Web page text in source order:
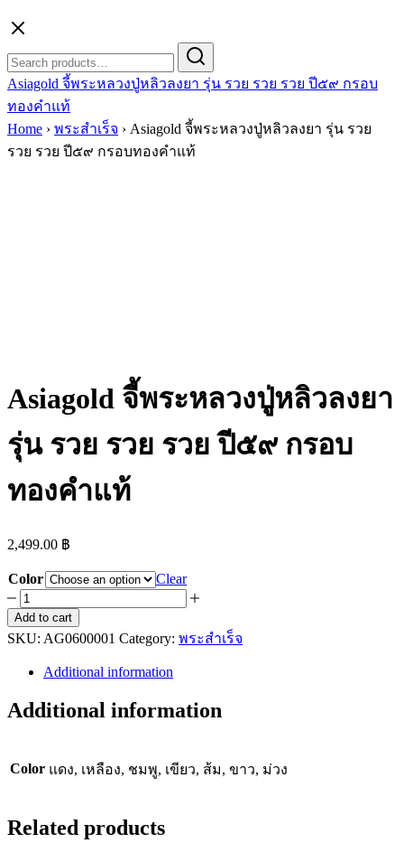
for:
Asiagold จี้พระหลวงปู่หลิวลงยา รุ่น รวย รวย รวย ปี๕๙ กรอบ
ทองคำแท้
Home › พระสำเร็จ › Asiagold จี้พระหลวงปู่หลิวลงยา รุ่น รวย
รวย รวย ปี๕๙ กรอบทองคำแท้
Asiagold จี้พระหลวงปู่หลิวลงยา
รุ่น รวย รวย รวย ปี๕๙ กรอบ
ทองคำแท้
2,499.00 ฿
Color
Clear
Asiagold
จี้
พระ
หลิว
รวย
รวย
Add to cart
SKU: AG0600001 Category: พระสำเร็จ
Additional information
Additional information
Color แดง, เหลือง, ชมพู, เขียว, ส้ม, ขาว, ม่วง
Related products